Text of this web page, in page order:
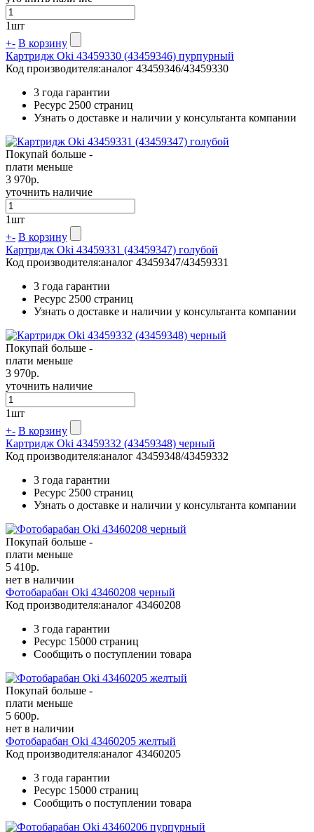
1шт
+- В корзину
Картридж Oki 43459330 (43459346) пурпурный
Код производителя:аналог 43459346/43459330
3 года гарантии
Ресурс 2500 страниц
Узнать о доставке и наличии у консультанта компании
Покупай больше -
плати меньше
3 970р.
уточнить наличие
1шт
+- В корзину
Картридж Oki 43459331 (43459347) голубой
Код производителя:аналог 43459347/43459331
3 года гарантии
Ресурс 2500 страниц
Узнать о доставке и наличии у консультанта компании
Покупай больше -
плати меньше
3 970р.
уточнить наличие
1шт
+- В корзину
Картридж Oki 43459332 (43459348) черный
Код производителя:аналог 43459348/43459332
3 года гарантии
Ресурс 2500 страниц
Узнать о доставке и наличии у консультанта компании
Покупай больше -
плати меньше
5 410р.
нет в наличии
Фотобарабан Oki 43460208 черный
Код производителя:аналог 43460208
3 года гарантии
Ресурс 15000 страниц
Сообщить о поступлении товара
Покупай больше -
плати меньше
5 600р.
нет в наличии
Фотобарабан Oki 43460205 желтый
Код производителя:аналог 43460205
3 года гарантии
Ресурс 15000 страниц
Сообщить о поступлении товара